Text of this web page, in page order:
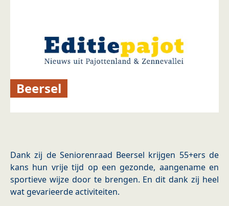
Beersel
Dank zij de Seniorenraad Beersel krijgen 55+ers de
kans hun vrije tijd op een gezonde, aangename en
sportieve wijze door te brengen. En dit dank zij heel
wat gevarieerde activiteiten.